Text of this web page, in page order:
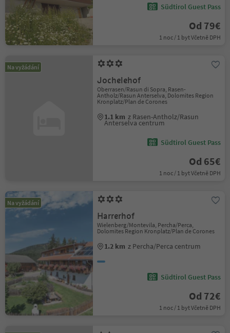
Südtirol Guest Pass
Od 79€
1 noc / 1 byt Včetně DPH
Na vyžádání
Jochelehof
Oberrasen/Rasun di Sopra, Rasen-
Antholz/Rasun Anterselva, Dolomites Region
Kronplatz/Plan de Corones
1.1 km z Rasen-Antholz/Rasun
Anterselva centrum
Südtirol Guest Pass
Od 65€
1 noc / 1 byt Včetně DPH
Na vyžádání
Harrerhof
Wielenberg/Montevila, Percha/Perca,
Dolomites Region Kronplatz/Plan de Corones
1.2 km z Percha/Perca centrum
Südtirol Guest Pass
Od 72€
1 noc / 1 byt Včetně DPH